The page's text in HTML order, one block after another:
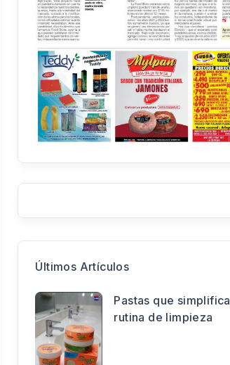
Últimos Artículos
Pastas que
rutina de limpieza